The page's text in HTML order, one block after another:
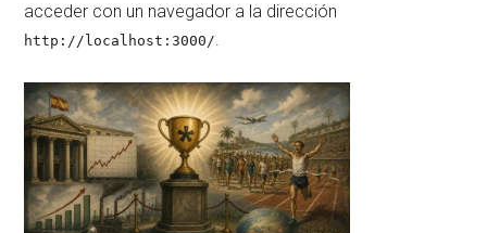
acceder con un navegador a la dirección
http://localhost:3000/.